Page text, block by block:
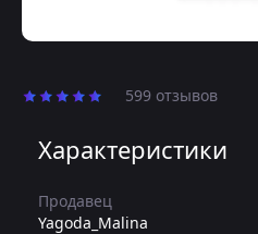
599 отзывов
Характеристики
Продавец
Yagoda_Malina